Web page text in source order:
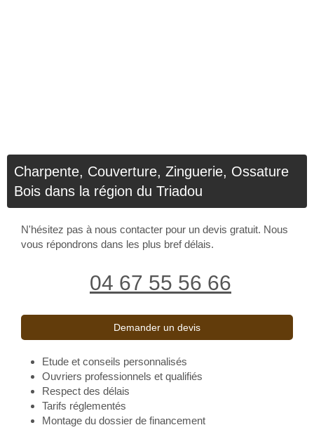
Charpente, Couverture, Zinguerie, Ossature
Bois dans la région du Triadou
N'hésitez pas à nous contacter pour un devis gratuit. Nous
vous répondrons dans les plus bref délais.
04 67 55 56 66
Demander un devis
Etude et conseils personnalisés
Ouvriers professionnels et qualifiés
Respect des délais
Tarifs réglementés
Montage du dossier de financement